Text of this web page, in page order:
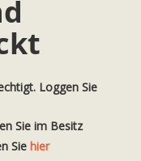
Loggen Sie
Sie im Besitz
Sie hier